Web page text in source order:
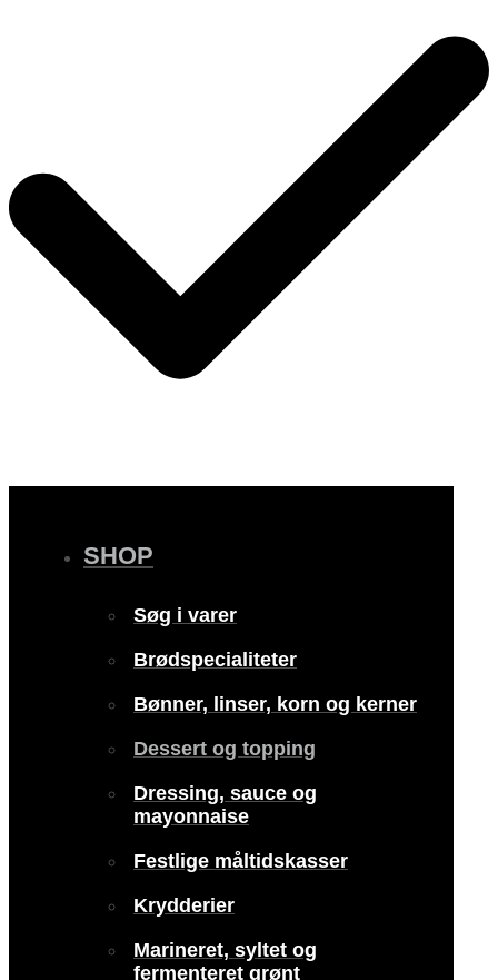
SHOP
Søg i varer
Brødspecialiteter
Bønner, linser, korn og kerner
Dessert og topping
Dressing, sauce og
mayonnaise
Festlige måltidskasser
Krydderier
Marineret, syltet og
fermenteret grønt